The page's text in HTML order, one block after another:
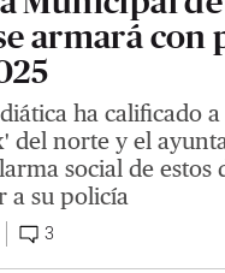
armará con
ha calificado a
del norte y el
social de estos
a su policía
3